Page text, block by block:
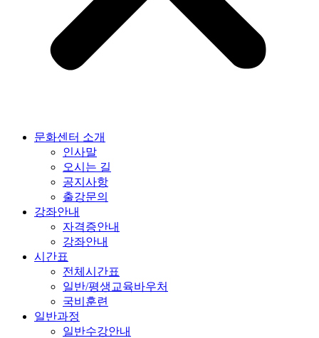
문화센터 소개
인사말
오시는 길
공지사항
출강문의
강좌안내
자격증안내
강좌안내
시간표
전체시간표
일반/평생교육바우처
국비훈련
일반과정
일반수강안내